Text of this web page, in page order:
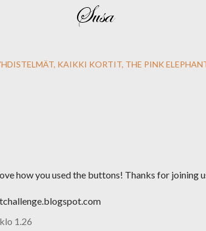
KAIKKI KORTIT THE PINK
how you used the buttons! Thanks for joining
1.26